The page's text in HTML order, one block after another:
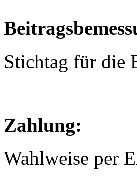
Stichtag für die
Zahlung:
Wahlweise per